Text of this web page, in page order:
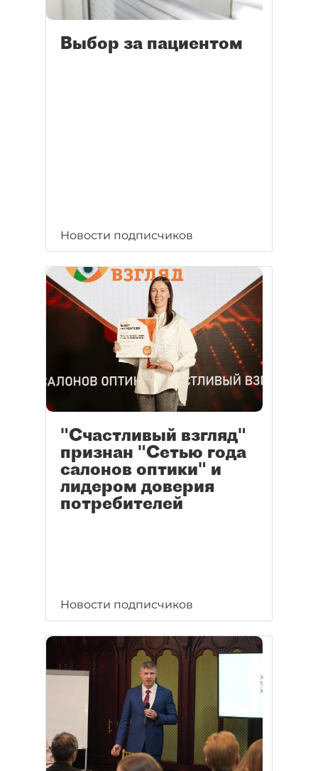
Выбор за пациентом
Новости подписчиков
"Счастливый взгляд"
признан "Сетью года
салонов оптики" и
лидером доверия
потребителей
Новости подписчиков